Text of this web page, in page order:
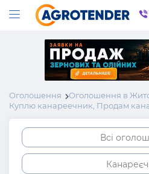
Оголошення
Оголошення в
Куплю канареечник, Продам
Всі